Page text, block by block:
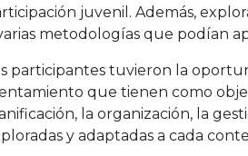
juvenil. Además,
metodologías que podían
participantes tuvieron la
que tienen como
la organización, la
y adaptadas a cada